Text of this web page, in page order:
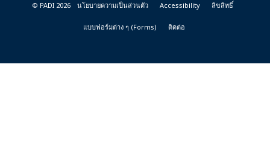
© PADI 2026 นโยบายความเป็นส่วนตัว Accessibility ลิขสิทธิ์
แบบฟอร์มต่าง ๆ (Forms) ติดต่อ